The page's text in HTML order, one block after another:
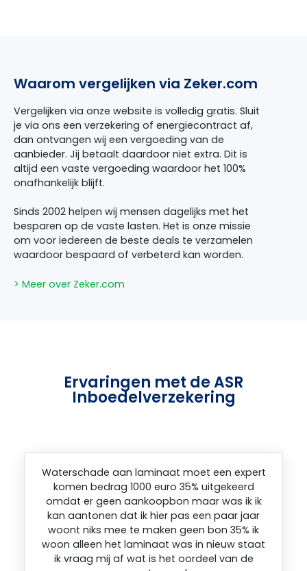
Waarom vergelijken via Zeker.com
Vergelijken via onze website is volledig gratis. Sluit
je via ons een verzekering of energiecontract af,
dan ontvangen wij een vergoeding van de
aanbieder. Jij betaalt daardoor niet extra. Dit is
altijd een vaste vergoeding waardoor het 100%
onafhankelijk blijft.
Sinds 2002 helpen wij mensen dagelijks met het
besparen op de vaste lasten. Het is onze missie
om voor iedereen de beste deals te verzamelen
waardoor bespaard of verbeterd kan worden.
> Meer over Zeker.com
Ervaringen met de ASR
Inboedelverzekering
Waterschade aan laminaat moet een expert
komen bedrag 1000 euro 35% uitgekeerd
omdat er geen aankoopbon maar was ik ik
kan aantonen dat ik hier pas een paar jaar
woont niks mee te maken geen bon 35% ik
woon alleen het laminaat was in nieuw staat
ik vraag mij af wat is het oordeel van de